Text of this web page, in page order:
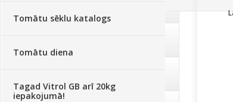
Tomātu sēklu katalogs
Tomātu diena
Tagad Vitrol GB arī 20kg
iepakojumā!